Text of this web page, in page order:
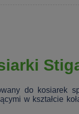
do kosiarek
w kształcie